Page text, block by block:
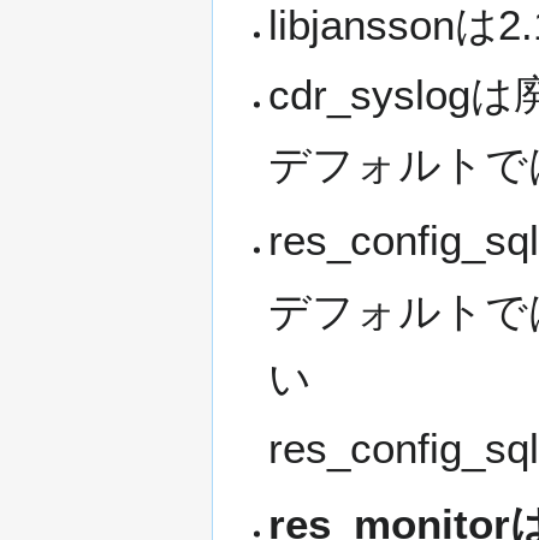
libjanssonは
cdr_syslogは
デフォルト
デフォルト
い
res_monitor